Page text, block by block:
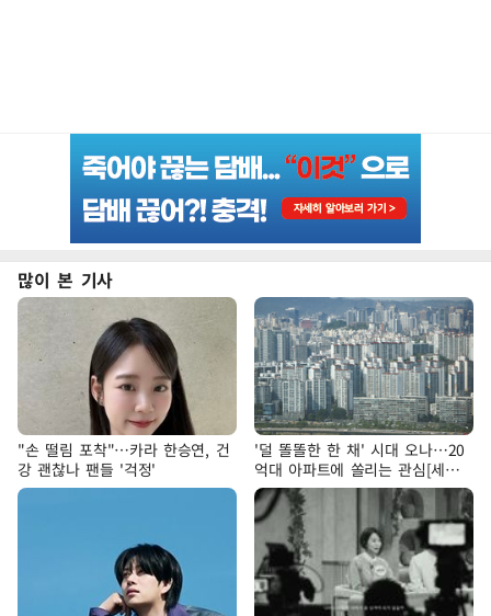
많이 본 기사
"손 떨림 포착"…카라 한승연, 건
강 괜찮나 팬들 '걱정'
'덜 똘똘한 한 채' 시대 오나…20
억대 아파트에 쏠리는 관심[세제
개편, 그 이후②]